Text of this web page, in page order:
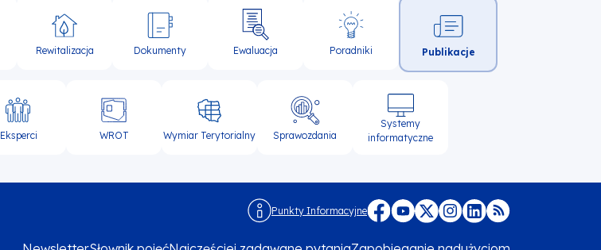
Rewitalizacja Dokumenty Ewaluacja Poradniki Publikacje
Eksperci WROT Wymiar Terytorialny Sprawozdania
Systemy
informatyczne
Punkty Informacyjne
Menu